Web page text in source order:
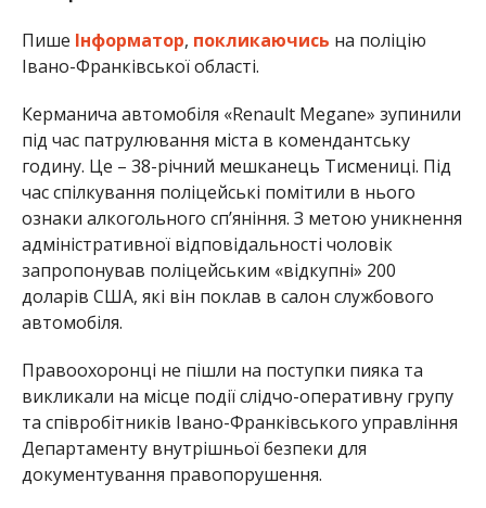
Пише Інформатор, покликаючись на поліцію
Івано-Франківської області.
Керманича автомобіля «Renault Megane» зупинили
під час патрулювання міста в комендантську
годину. Це – 38-річний мешканець Тисмениці. Під
час спілкування поліцейські помітили в нього
ознаки алкогольного сп’яніння. З метою уникнення
адміністративної відповідальності чоловік
запропонував поліцейським «відкупні» 200
доларів США, які він поклав в салон службового
автомобіля.
Правоохоронці не пішли на поступки пияка та
викликали на місце події слідчо-оперативну групу
та співробітників Івано-Франківського управління
Департаменту внутрішньої безпеки для
документування правопорушення.